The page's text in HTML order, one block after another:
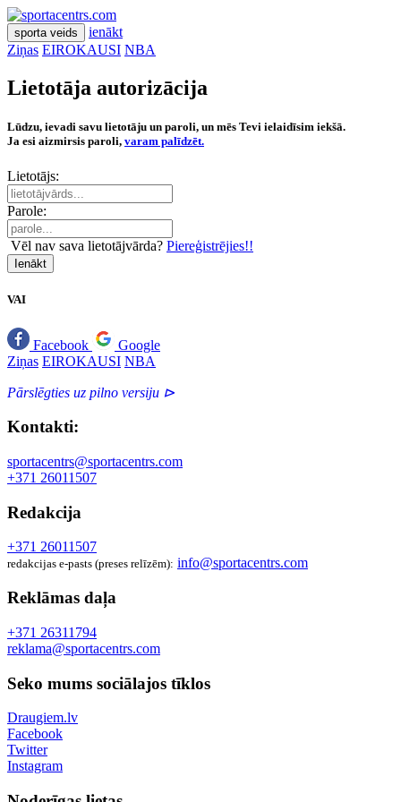
sporta veids
ienākt
Ziņas EIROKAUSI NBA
Lietotāja autorizācija
Lūdzu, ievadi savu lietotāju un paroli, un mēs Tevi ielaidīsim iekšā.
Ja esi aizmirsis paroli, varam palīdzēt.
Lietotājs:
Parole:
Vēl nav sava lietotājvārda? Piereģistrējies!!
Ienākt
VAI
Facebook
Google
Ziņas EIROKAUSI NBA
Pārslēgties uz pilno versiju ⊳
Kontakti:
sportacentrs@sportacentrs.com
+371 26011507
Redakcija
+371 26011507
redakcijas e-pasts (preses relīzēm): info@sportacentrs.com
Reklāmas daļa
+371 26311794
reklama@sportacentrs.com
Seko mums sociālajos tīklos
Draugiem.lv
Facebook
Twitter
Instagram